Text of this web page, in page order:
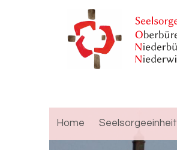
Home Seelsorgeeinheit